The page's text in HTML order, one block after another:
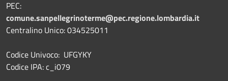
PEC:
comune.sanpellegrinoterme@pec.regione.lombardia.it
Centralino Unico: 034525011
Codice Univoco: UFGYKY
Codice IPA: c_i079